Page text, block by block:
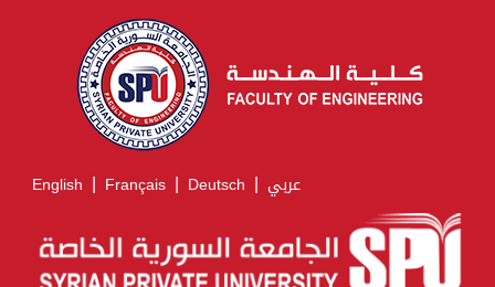
English | Français | Deutsch | عربي